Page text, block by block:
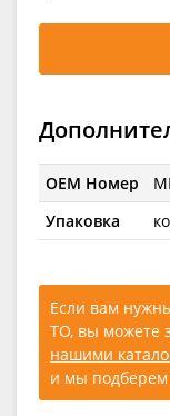
OEM Номер
Упаковка
Если вам
ТО, вы можете
нашими
и мы подберем